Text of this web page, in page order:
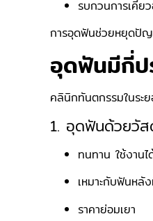
รบกวนการเคี้ย
การอุดฟันช่วยหยุดปัญ
อุดฟันมีกี่ป
คลินิกทันตกรรมในร
1. อุดฟันด้วยวั
ทนทาน ใช้งานไ
เหมาะกับฟันหลั
ราคาย่อมเยา